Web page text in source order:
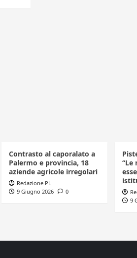
Contrasto al caporalato a
Palermo e provincia, 18
aziende agricole irregolari
Redazione PL
9 Giugno 2026
0
“Le
9